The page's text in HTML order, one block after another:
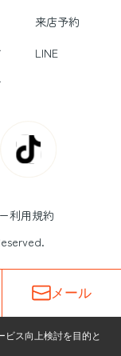
来店予約
LINE
利用規約
メール
ビス向上検討を目的と